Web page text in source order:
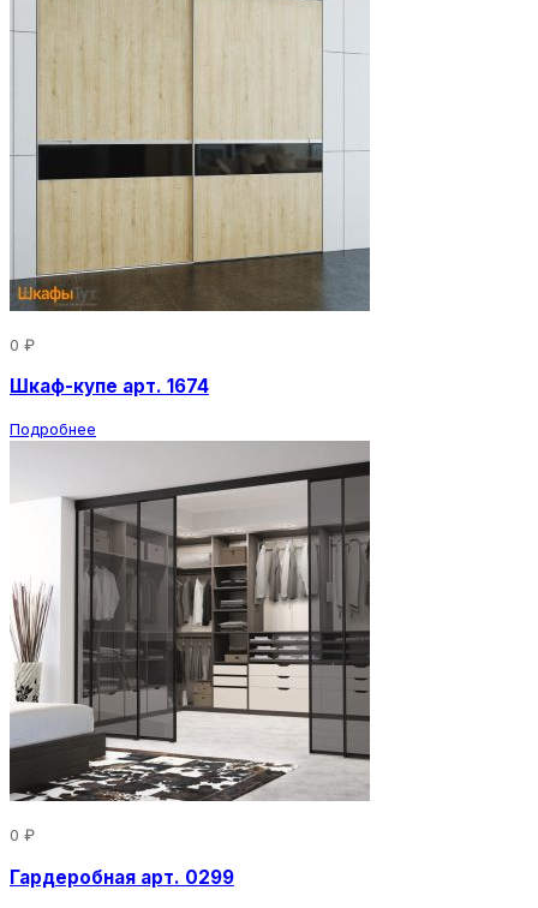
0 ₽
Шкаф-купе арт. 1674
Подробнее
0 ₽
Гардеробная арт. 0299